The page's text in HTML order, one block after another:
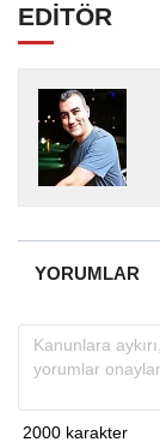
EDİTÖR
YORUMLAR